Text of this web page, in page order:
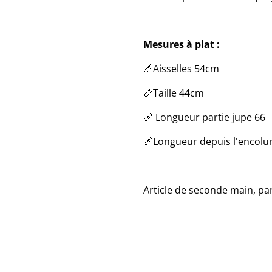
Mesures à plat :
📏Aisselles 54cm
📏Taille 44cm
📏 Longueur partie jupe 66
📏Longueur depuis
Article de seconde main,